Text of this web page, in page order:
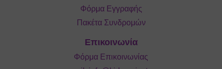
Φόρμα Εγγραφής
Πακέτα Συνδρομών
Επικοινωνία
Φόρμα Επικοινωνίας